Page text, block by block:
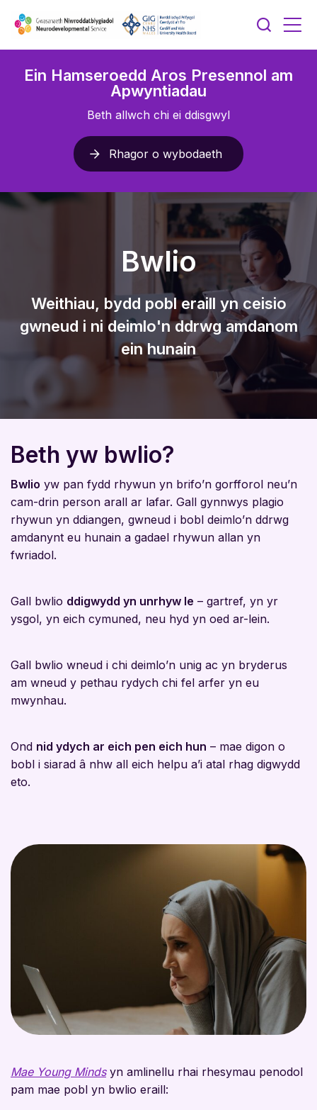
Ein Hamseroedd Aros Presennol am
Apwyntiadau
Beth allwch chi ei ddisgwyl
Rhagor o wybodaeth
Bwlio
Weithiau, bydd pobl eraill yn ceisio
gwneud i ni deimlo'n ddrwg amdanom
ein hunain
Beth yw bwlio?
Bwlio yw pan fydd rhywun yn brifo’n gorfforol neu’n
cam-drin person arall ar lafar. Gall gynnwys plagio
rhywun yn ddiangen, gwneud i bobl deimlo’n ddrwg
amdanynt eu hunain a gadael rhywun allan yn
fwriadol.
Gall bwlio ddigwydd yn unrhyw le – gartref, yn yr
ysgol, yn eich cymuned, neu hyd yn oed ar-lein.
Gall bwlio wneud i chi deimlo’n unig ac yn bryderus
am wneud y pethau rydych chi fel arfer yn eu
mwynhau.
Ond nid ydych ar eich pen eich hun – mae digon o
bobl i siarad â nhw all eich helpu a’i atal rhag digwydd
eto.
Mae Young Mindsyn amlinellu rhai rhesymau penodol
pam mae pobl yn bwlio eraill: